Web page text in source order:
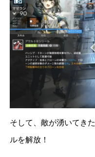
そして、敵が湧いてき
ルを解放！